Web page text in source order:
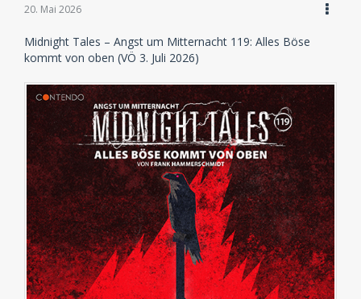
20. Mai 2026
Midnight Tales – Angst um Mitternacht 119: Alles Böse
kommt von oben (VÖ 3. Juli 2026)